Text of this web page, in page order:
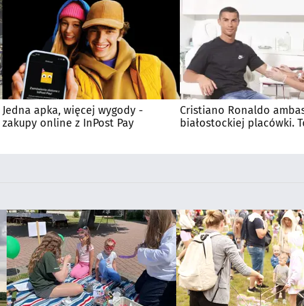
Jedna apka, więcej wygody -
zakupy online z InPost Pay
Cristiano Ronaldo
białostockiej placówki.